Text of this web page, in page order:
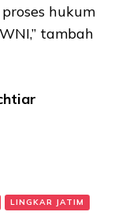
hukum
tambah
LINGKAR JATIM